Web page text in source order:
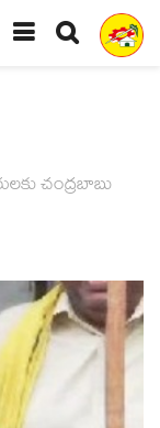
చంద్రబాబు